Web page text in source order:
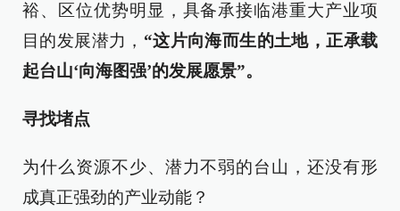
裕、区位优势明显，具备承接临港重大产业项
目的发展潜力， “这片向海而生的土地，正承载
起台山‘向海图强’的发展愿景”。
寻找堵点
为什么资源不少、潜力不弱的台山，还没有形
成真正强劲的产业动能？